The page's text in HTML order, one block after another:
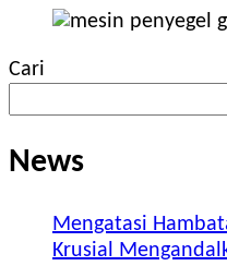
Cari
News
Mengatasi
Krusial